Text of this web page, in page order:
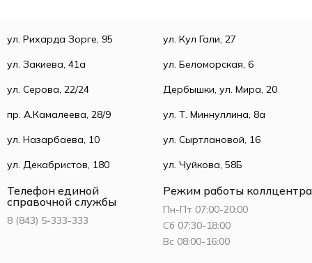
ул. Рихарда Зорге, 95
ул. Кул Гали, 27
ул. Закиева, 41а
ул. Беломорская, 6
ул. Серова, 22/24
Дербышки, ул. Мира, 20
пр. А.Камалеева, 28/9
ул. Т. Миннуллина, 8а
ул. Назарбаева, 10
ул. Сыртлановой, 16
ул. Декабристов, 180
ул. Чуйкова, 58Б
Телефон единой
справочной службы
8 (843) 5-333-333
Режим работы коллцентра
Пн-Пт 07:00-20:00
Сб 07:30-18:00
Вс 08:00-16:00